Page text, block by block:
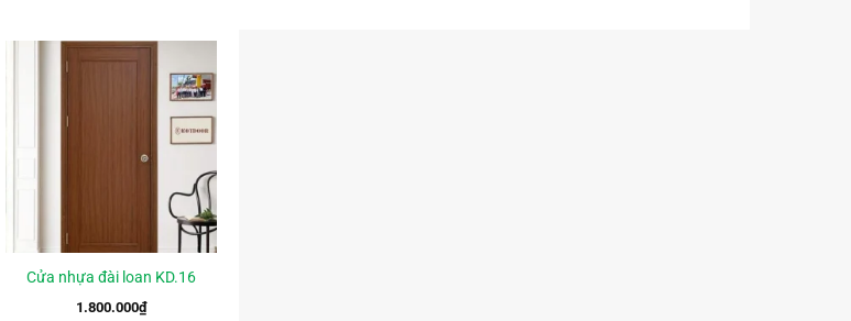
Cửa nhựa đài loan KD.16
1.800.000₫